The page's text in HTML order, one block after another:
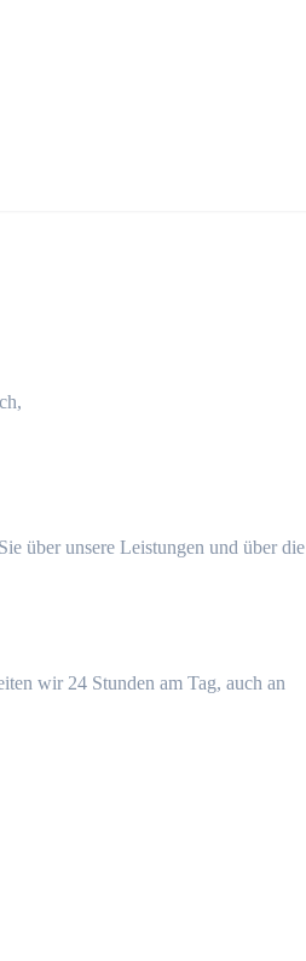
über unsere Leistungen und über die
wir 24 Stunden am Tag, auch an